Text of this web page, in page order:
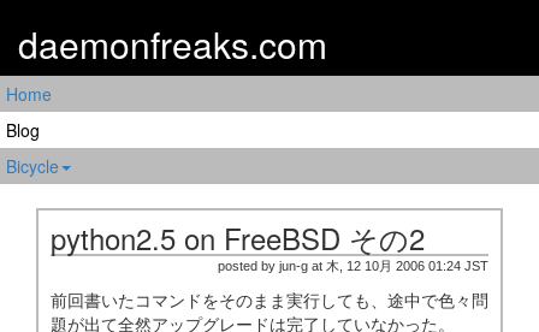
daemonfreaks.com
Home
Blog
Bicycle
python2.5 on FreeBSD その2
posted by jun-g at 木, 12 10月 2006 01:24 JST
前回書いたコマンドをそのまま実行しても、途中で色々問
題が出て全然アップグレードは完了していなかった。